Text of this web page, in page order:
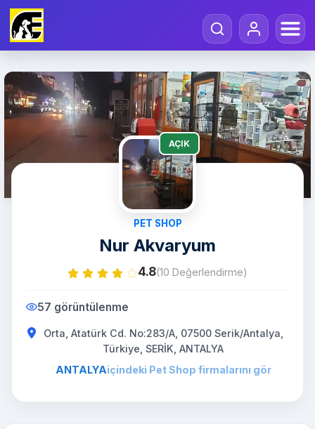
AÇIK
PET SHOP
Nur Akvaryum
4.8(10 Değerlendirme)
57 görüntülenme
Orta, Atatürk Cd. No:283/A, 07500 Serik/Antalya,
Türkiye, SERİK, ANTALYA
ANTALYAiçindeki Pet Shop firmalarını gör